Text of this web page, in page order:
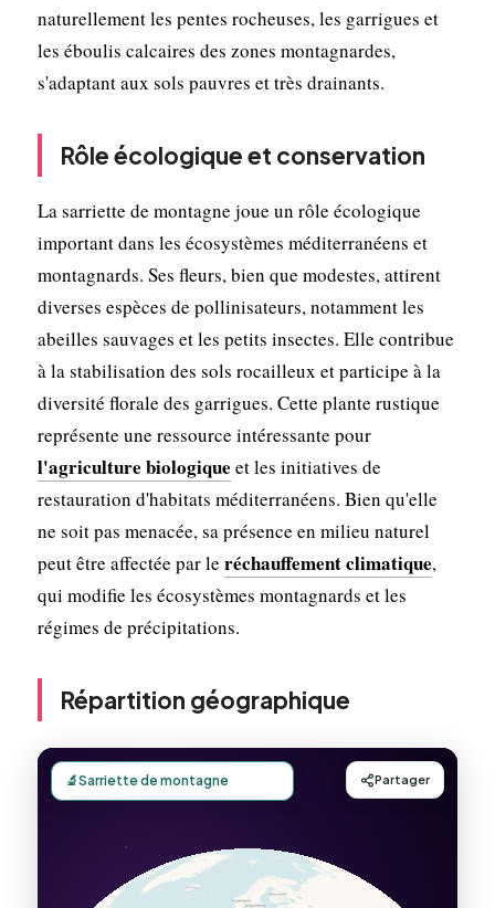
naturellement les pentes rocheuses, les garrigues et
les éboulis calcaires des zones montagnardes,
s'adaptant aux sols pauvres et très drainants.
Rôle écologique et conservation
La sarriette de montagne joue un rôle écologique
important dans les écosystèmes méditerranéens et
montagnards. Ses fleurs, bien que modestes, attirent
diverses espèces de pollinisateurs, notamment les
abeilles sauvages et les petits insectes. Elle contribue
à la stabilisation des sols rocailleux et participe à la
diversité florale des garrigues. Cette plante rustique
représente une ressource intéressante pour
l'agriculture biologique et les initiatives de
restauration d'habitats méditerranéens. Bien qu'elle
ne soit pas menacée, sa présence en milieu naturel
peut être affectée par le réchauffement climatique,
qui modifie les écosystèmes montagnards et les
régimes de précipitations.
Répartition géographique